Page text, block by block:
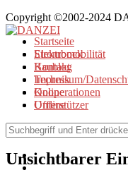
Copyright ©2002-2024
Startseite
Strombock
Kontakt
Impressum/
Kooperationen
Unterstützer
Elektromobilität
Baublog
Technik
Online
Offline
Technik
Unsichtbarer